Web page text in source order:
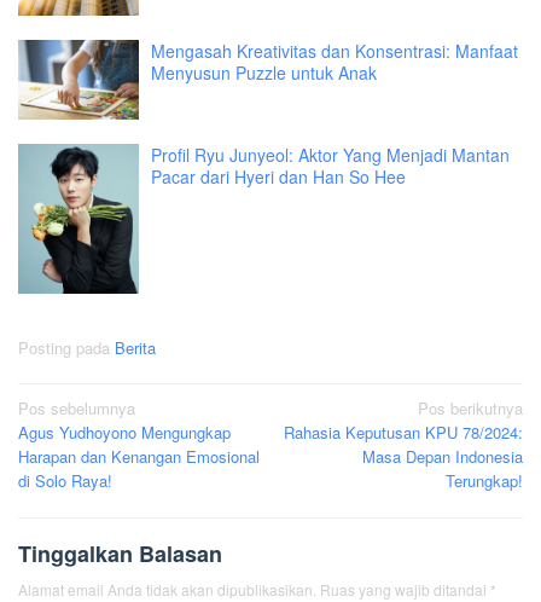
Mengasah Kreativitas dan Konsentrasi: Manfaat
Menyusun Puzzle untuk Anak
Profil Ryu Junyeol: Aktor Yang Menjadi Mantan
Pacar dari Hyeri dan Han So Hee
Posting pada Berita
Navigasi
pos
Pos sebelumnya
Agus Yudhoyono Mengungkap
Harapan dan Kenangan Emosional
di Solo Raya!
Pos berikutnya
Rahasia Keputusan KPU 78/2024:
Masa Depan Indonesia
Terungkap!
Tinggalkan Balasan
Alamat email Anda tidak akan dipublikasikan. Ruas yang wajib ditandai *